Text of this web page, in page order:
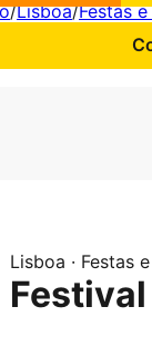
/Lisboa/Festas
Lisboa · Festas